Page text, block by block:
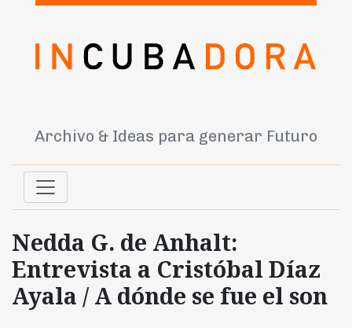
Archivo & Ideas para generar Futuro
Nedda G. de Anhalt:
Entrevista a Cristóbal Díaz
Ayala / A dónde se fue el son